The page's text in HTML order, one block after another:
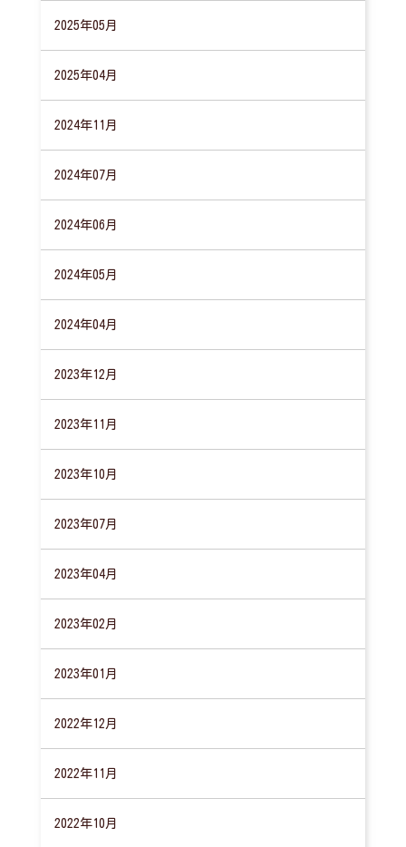
2025年05月
2025年04月
2024年11月
2024年07月
2024年06月
2024年05月
2024年04月
2023年12月
2023年11月
2023年10月
2023年07月
2023年04月
2023年02月
2023年01月
2022年12月
2022年11月
2022年10月